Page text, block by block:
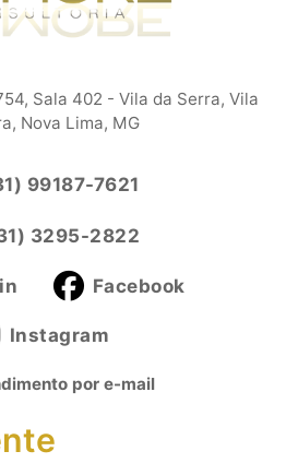
Sala 402 - Vila da Serra, Vila
Nova Lima, MG
99187-7621
3295-2822
Facebook
Instagram
por e-mail